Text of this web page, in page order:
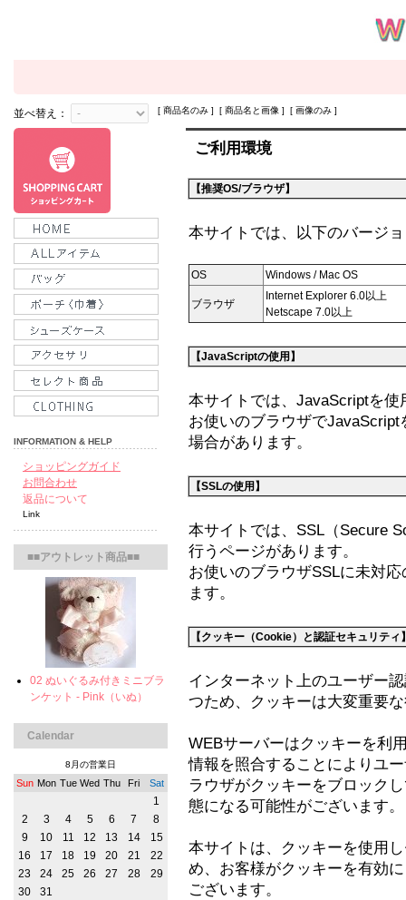
並べ替え： [ 商品名のみ ] [ 商品名と画像 ] [ 画像のみ ]
ご利用環境
【推奨OS/ブラウザ】
本サイトでは、以下のバージ
OS Windows / Mac OS
ブラウザ
Internet Explorer 6.0以上
Netscape 7.0以上
【JavaScriptの使用】
本サイトでは、JavaScriptを
お使いのブラウザで
場合があります。
【SSLの使用】
本サイトでは、SSL（Secure
行うページがあります。
お使いのブラウザSSLに未対
ます。
【クッキー（Cookie）と認証セキュリティ
インターネット上のユーザー
つため、クッキーは大変重要
WEBサーバーはクッキーを利
情報を照合することによりユ
ラウザがクッキーをブロック
態になる可能性がございます。
本サイトは、クッキーを使用
め、お客様がクッキーを有効
ございます。
INFORMATION & HELP
ショッピングガイド
お問合わせ
返品について
Link
■■アウトレット商品■■
02 ぬいぐるみ付きミニブラ
ンケット - Pink（いぬ）
Calendar
8月の営業日
Sun Mon Tue Wed Thu Fri Sat
1
2
3 4 5 6 7
8
9
10 11 12 13 14
15
16
17 18 19 20 21
22
23
24 25 26 27 28
29
30
31